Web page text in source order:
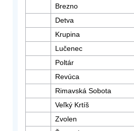
Brezno
Detva
Krupina
Lučenec
Poltár
Revúca
Rimavská Sobota
Veľký Krtíš
Zvolen